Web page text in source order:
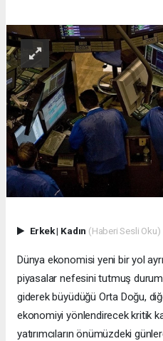
Erkek| Kadın (Haberi Sesli Oku)
Dünya ekonomisi yeni bir yol
piyasalar nefesini tutmuş
giderek büyüdüğü Orta Doğu,
ekonomiyi yönlendirecek kritik
yatırımcıların önümüzdeki